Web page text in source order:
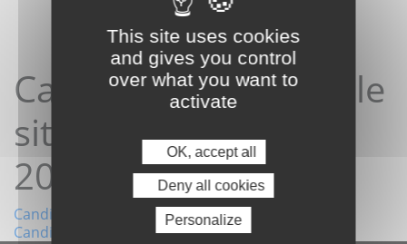
Candidature depuis le
site 01/07/2026
20:16:16
Navigation
Candidature depuis le site 04/06/2026 21:10:02
Candidature depuis le site 06/07/2026 07:25:02
This site uses cookies
and gives you control
over what you want to
activate
OK, accept all
Deny all cookies
Personalize